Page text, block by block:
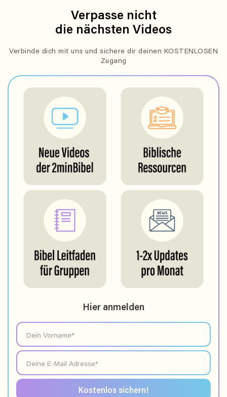
Verpasse nicht
die nächsten Videos
Verbinde dich mit uns und sichere dir deinen KOSTENLOSEN
Zugang
Hier anmelden